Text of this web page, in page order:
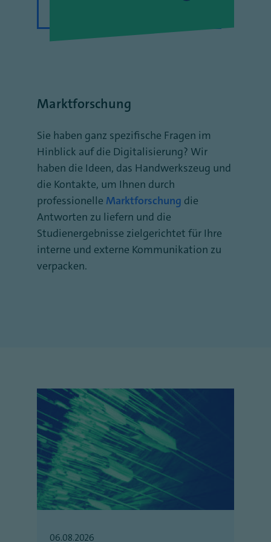
Marktforschung
Sie haben ganz spezifische Fragen im
Hinblick auf die Digitalisierung? Wir
haben die Ideen, das Handwerkszeug und
die Kontakte, um Ihnen durch
professionelle Marktforschung die
Antworten zu liefern und die
Studienergebnisse zielgerichtet für Ihre
interne und externe Kommunikation zu
verpacken.
06.08.2026